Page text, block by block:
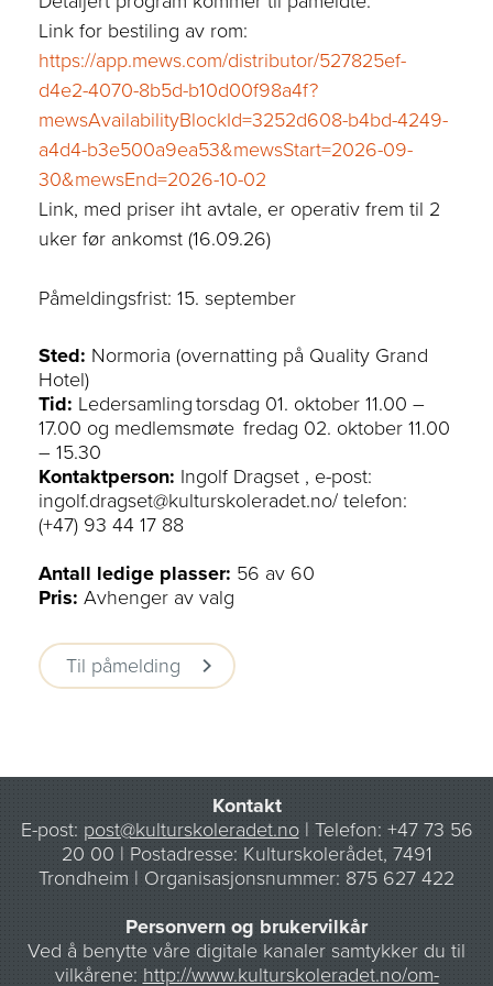
Link for bestiling av rom:
https://app.mews.com/distributor/527825ef-
d4e2-4070-8b5d-b10d00f98a4f?
mewsAvailabilityBlockId=3252d608-b4bd-4249-
a4d4-b3e500a9ea53&mewsStart=2026-09-
30&mewsEnd=2026-10-02
Link, med priser iht avtale, er operativ frem til 2
uker før ankomst (16.09.26)
Påmeldingsfrist: 15. september
Sted: Normoria (overnatting på Quality Grand
Hotel)
Tid: Ledersamling torsdag 01. oktober 11.00 –
17.00 og medlemsmøte fredag 02. oktober 11.00
– 15.30
Kontaktperson: Ingolf Dragset , e-post:
ingolf.dragset@kulturskoleradet.no/ telefon:
(+47) 93 44 17 88
Antall ledige plasser: 56 av 60
Pris: Avhenger av valg
Til påmelding
Kontakt
E-post: post@kulturskoleradet.no| Telefon: +47 73 56
20 00 | Postadresse: Kulturskolerådet, 7491
Trondheim | Organisasjonsnummer: 875 627 422
Personvern og brukervilkår
Ved å benytte våre digitale kanaler samtykker du til
vilkårene: http://www.kulturskoleradet.no/om-